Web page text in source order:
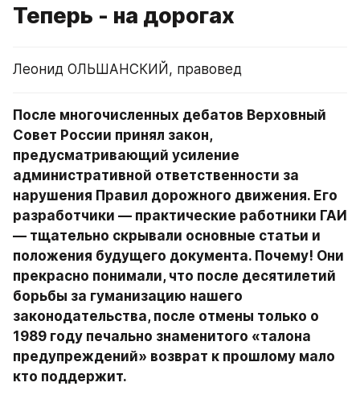
Теперь - на дорогах
Леонид ОЛЬШАНСКИЙ, правовед
После многочисленных дебатов Верховный
Совет России принял закон,
предусматривающий усиление
административной ответственности за
нарушения Правил дорожного движения. Его
разработчики — практические работники ГАИ
— тщательно скрывали основные статьи и
положения будущего документа. Почему! Они
прекрасно понимали, что после десятилетий
борьбы за гуманизацию нашего
законодательства, после отмены только о
1989 году печально знаменитого «талона
предупреждений» возврат к прошлому мало
кто поддержит.